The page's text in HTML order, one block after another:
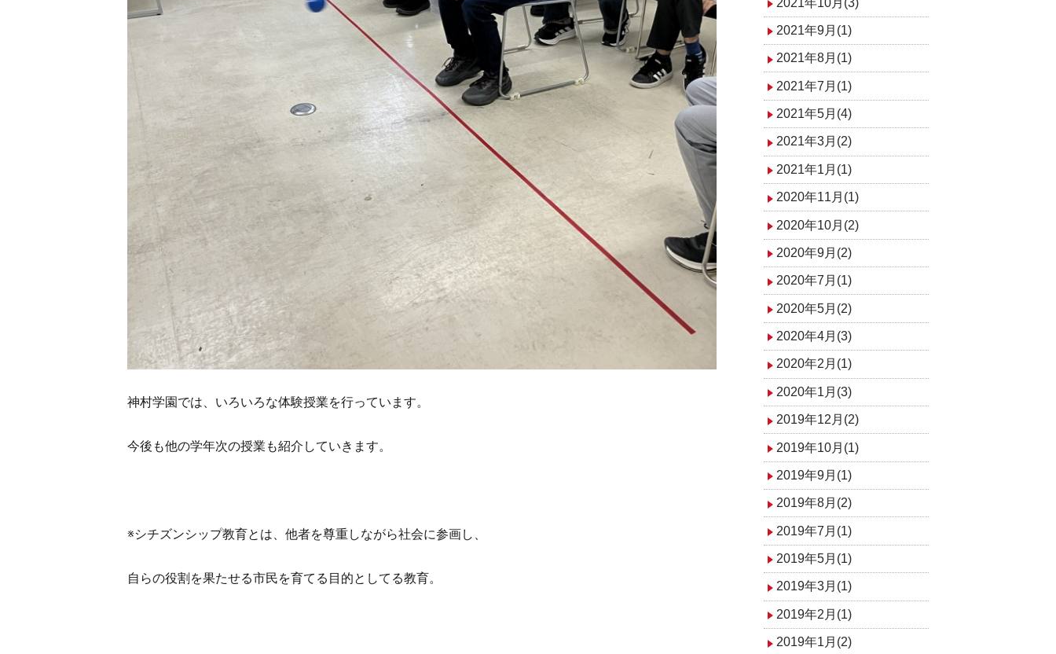
神村学園では、いろいろな体験授業を行っています。
今後も他の学年次の授業も紹介していきます。
※シチズンシップ教育とは、他者を尊重しながら社会に参画し、
自らの役割を果たせる市民を育てる目的としてる教育。
2021年9月(1)
2021年8月(1)
2021年7月(1)
2021年5月(4)
2021年3月(2)
2021年1月(1)
2020年11月(1)
2020年10月(2)
2020年9月(2)
2020年7月(1)
2020年5月(2)
2020年4月(3)
2020年2月(1)
2020年1月(3)
2019年12月(2)
2019年10月(1)
2019年9月(1)
2019年8月(2)
2019年7月(1)
2019年5月(1)
2019年3月(1)
2019年2月(1)
2019年1月(2)